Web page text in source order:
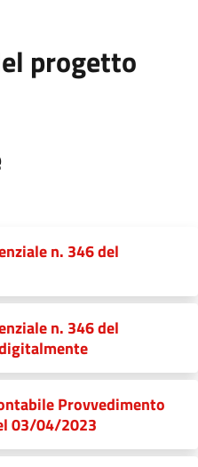
progetto
n. 346 del
n. 346 del
Provvedimento
03/04/2023